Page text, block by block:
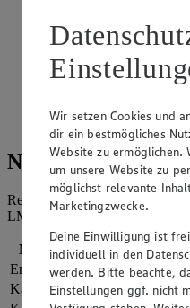
Seiten leicht anrösten.
zugeben, mit den
und Pfeffer
und von der Herdplatte
Basilikumblättern
Nährwerte
Referenzmenge für einen
LMIV (8.400 kJ/2.000 kcal).
Nährwerte
pro Portion
Energie
1.494 kj (18 %)
Kalorien
357 kcal (18 %)
Wir setzen Cookies und
dir ein bestmögliches
Website zu ermöglichen.
um unsere Website zu
möglichst relevante
Marketingzwecke.
Deine Einwilligung ist
individuell in den
werden. Bitte beachte,
Einstellungen ggf. nicht